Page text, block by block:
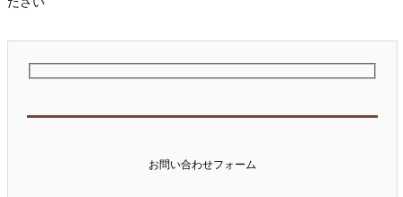
お問い合わせフォーム